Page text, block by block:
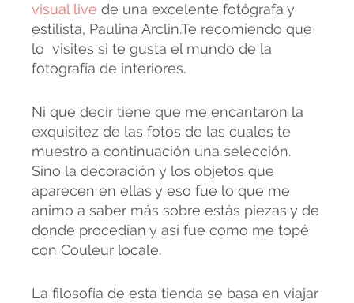
visual live de una excelente fotógrafa y
estilista, Paulina Arclin.Te recomiendo que
lo visites si te gusta el mundo de la
fotografía de interiores.
Ni que decir tiene que me encantaron la
exquisitez de las fotos de las cuales te
muestro a continuación una selección.
Sino la decoración y los objetos que
aparecen en ellas y eso fue lo que me
animo a saber más sobre estás piezas y de
donde procedían y así fue como me topé
con Couleur locale.
La filosofía de esta tienda se basa en viajar